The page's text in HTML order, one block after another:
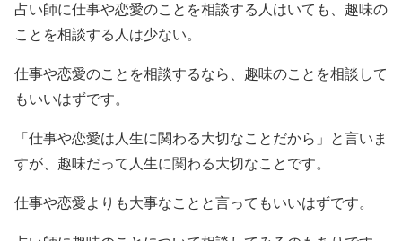
占い師に仕事や恋愛のことを相談する人はいても、趣味の
ことを相談する人は少ない。
仕事や恋愛のことを相談するなら、趣味のことを相談して
もいいはずです。
「仕事や恋愛は人生に関わる大切なことだから」と言いま
すが、趣味だって人生に関わる大切なことです。
仕事や恋愛よりも大事なことと言ってもいいはずです。